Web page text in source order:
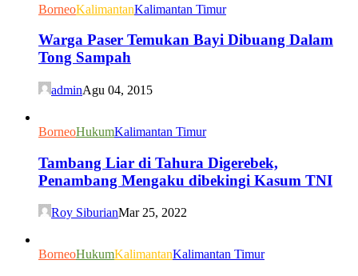
BorneoKalimantanKalimantan Timur
Warga Paser Temukan Bayi Dibuang Dalam
Tong Sampah
adminAgu 04, 2015
BorneoHukumKalimantan Timur
Tambang Liar di Tahura Digerebek,
Penambang Mengaku dibekingi Kasum TNI
Roy SiburianMar 25, 2022
BorneoHukumKalimantanKalimantan Timur